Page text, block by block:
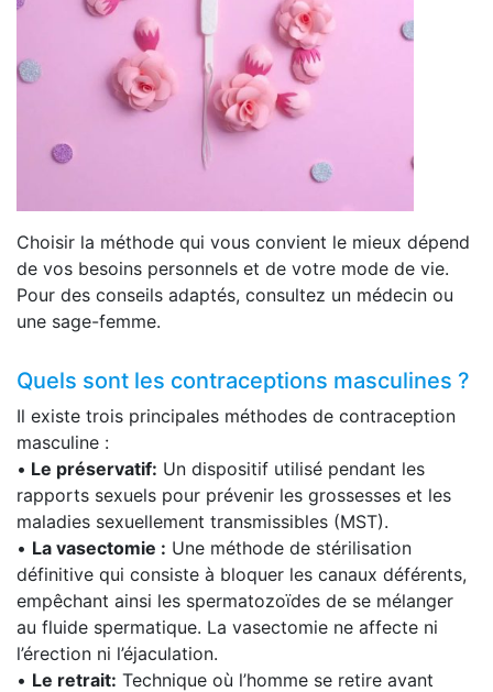
Choisir la méthode qui vous convient le mieux dépend
de vos besoins personnels et de votre mode de vie.
Pour des conseils adaptés, consultez un médecin ou
une sage-femme.
Quels sont les contraceptions masculines ?
Il existe trois principales méthodes de contraception
masculine :
• Le préservatif: Un dispositif utilisé pendant les
rapports sexuels pour prévenir les grossesses et les
maladies sexuellement transmissibles (MST).
• La vasectomie : Une méthode de stérilisation
définitive qui consiste à bloquer les canaux déférents,
empêchant ainsi les spermatozoïdes de se mélanger
au fluide spermatique. La vasectomie ne affecte ni
l’érection ni l’éjaculation.
• Le retrait: Technique où l’homme se retire avant